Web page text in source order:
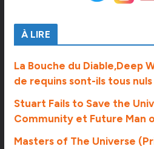
À LIRE
La Bouche du Diable,Deep
de requins sont-ils tous nuls
Stuart Fails to Save the
Community et Future Man
Masters of The Universe